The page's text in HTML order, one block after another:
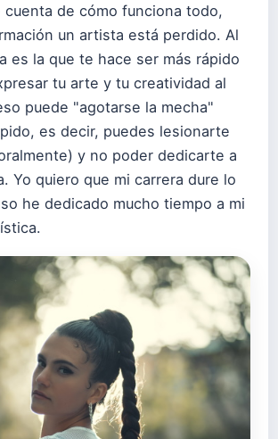
de cómo funciona todo,
un artista está perdido. Al
es la que te hace ser más rápido
tu arte y tu creatividad al
puede "agotarse la mecha"
es decir, puedes lesionarte
y no poder dedicarte a
Yo quiero que mi carrera dure lo
he dedicado mucho tiempo a mi